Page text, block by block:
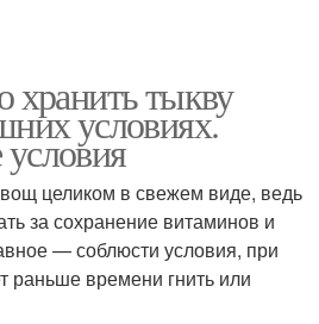
хранить тыкву
условиях.
целиком в свежем виде, ведь
за сохранение витаминов и
— соблюсти условия, при
раньше времени гнить или